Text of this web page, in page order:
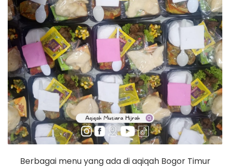
Berbagai menu yang ada di aqiqah Bogor Timur